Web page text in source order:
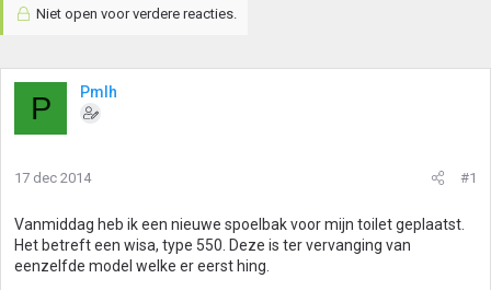
Niet open voor verdere reacties.
P Pmlh
17 dec 2014 #1
Vanmiddag heb ik een nieuwe spoelbak voor mijn toilet geplaatst.
Het betreft een wisa, type 550. Deze is ter vervanging van
eenzelfde model welke er eerst hing.